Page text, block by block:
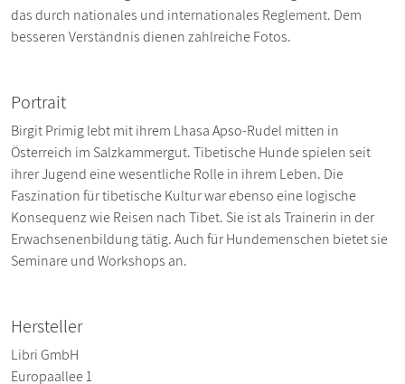
das durch nationales und internationales Reglement. Dem
besseren Verständnis dienen zahlreiche Fotos.
Portrait
Birgit Primig lebt mit ihrem Lhasa Apso-Rudel mitten in
Österreich im Salzkammergut. Tibetische Hunde spielen seit
ihrer Jugend eine wesentliche Rolle in ihrem Leben. Die
Faszination für tibetische Kultur war ebenso eine logische
Konsequenz wie Reisen nach Tibet. Sie ist als Trainerin in der
Erwachsenenbildung tätig. Auch für Hundemenschen bietet sie
Seminare und Workshops an.
Hersteller
Libri GmbH
Europaallee 1